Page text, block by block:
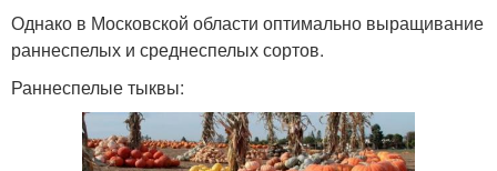
Однако в Московской области оптимально выращивание
раннеспелых и среднеспелых сортов.
Раннеспелые тыквы: